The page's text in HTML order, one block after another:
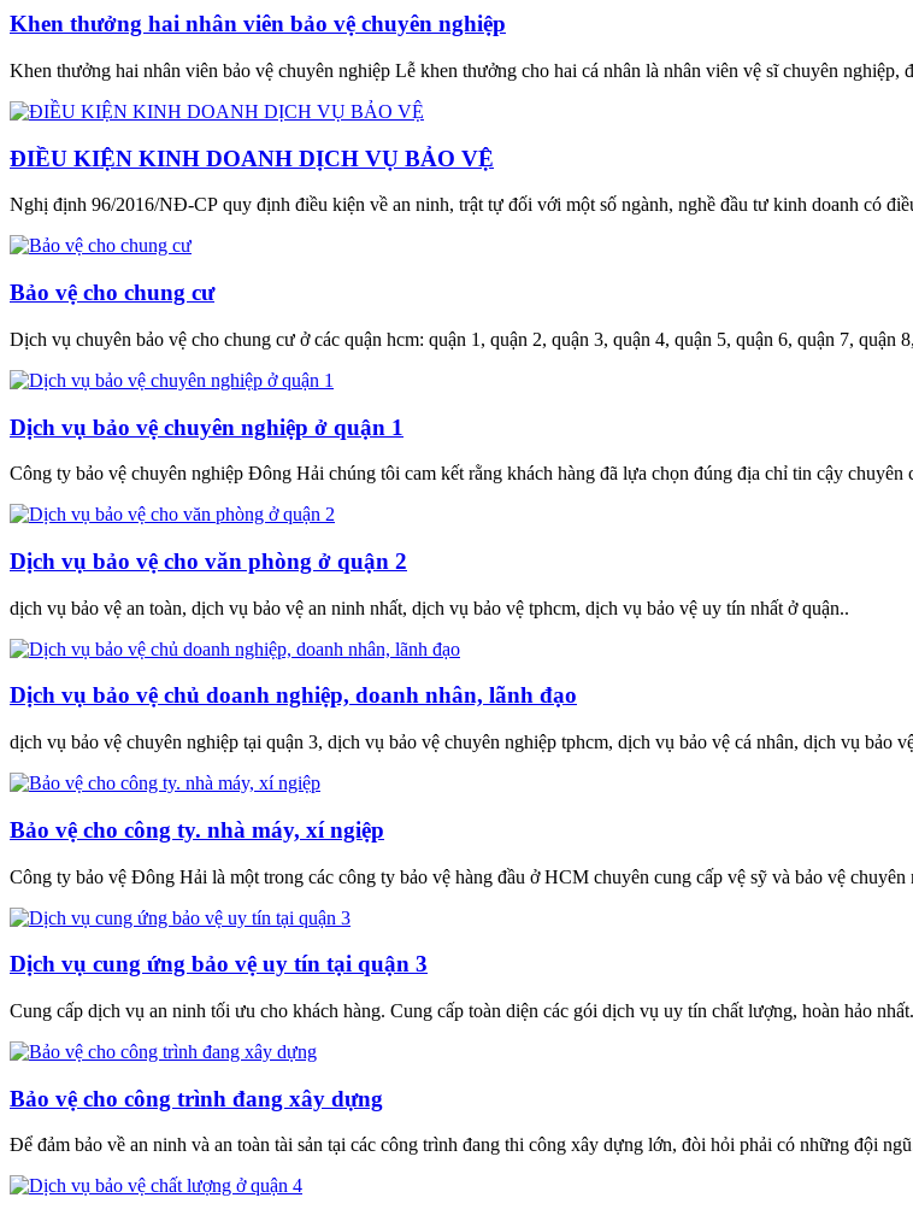
Khen thưởng hai nhân viên bảo vệ chuyên nghiệp
Khen thưởng hai nhân viên bảo vệ chuyên nghiệp Lễ khen thưởng cho hai cá nhân là nhân viên vệ sĩ chuyên nghiệp,
ĐIỀU KIỆN KINH DOANH DỊCH VỤ BẢO VỆ
Nghị định 96/2016/NĐ-CP quy định điều kiện về an ninh, trật tự đối với một số ngành, nghề đầu tư kinh doanh có
Bảo vệ cho chung cư
Dịch vụ chuyên bảo vệ cho chung cư ở các quận hcm: quận 1, quận 2, quận 3, quận 4, quận 5, quận 6, quận 7, quận
Dịch vụ bảo vệ chuyên nghiệp ở quận 1
Công ty bảo vệ chuyên nghiệp Đông Hải chúng tôi cam kết rằng khách hàng đã lựa chọn đúng địa chỉ tin cậy chuyên
Dịch vụ bảo vệ cho văn phòng ở quận 2
dịch vụ bảo vệ an toàn, dịch vụ bảo vệ an ninh nhất, dịch vụ bảo vệ tphcm, dịch vụ bảo vệ uy tín nhất ở quận..
Dịch vụ bảo vệ chủ doanh nghiệp, doanh nhân, lãnh đạo
dịch vụ bảo vệ chuyên nghiệp tại quận 3, dịch vụ bảo vệ chuyên nghiệp tphcm, dịch vụ bảo vệ cá nhân, dịch vụ bảo
Bảo vệ cho công ty. nhà máy, xí ngiệp
Công ty bảo vệ Đông Hải là một trong các công ty bảo vệ hàng đầu ở HCM chuyên cung cấp vệ sỹ và bảo vệ chuyên
Dịch vụ cung ứng bảo vệ uy tín tại quận 3
Cung cấp dịch vụ an ninh tối ưu cho khách hàng. Cung cấp toàn diện các gói dịch vụ uy tín chất lượng, hoàn hảo
Bảo vệ cho công trình đang xây dựng
Để đảm bảo về an ninh và an toàn tài sản tại các công trình đang thi công xây dựng lớn, đòi hỏi phải có những đội